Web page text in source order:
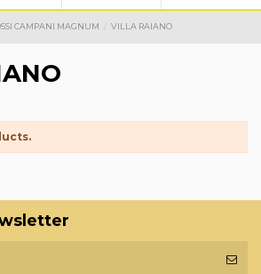
CAMPANI MAGNUM VILLA RAIANO